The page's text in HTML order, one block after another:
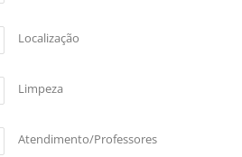
Localização
Limpeza
Atendimento/Professores